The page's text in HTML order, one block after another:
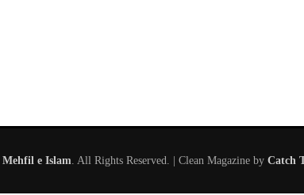
Mehfil e Islam. All Rights Reserved. | Clean Magazine by Catch